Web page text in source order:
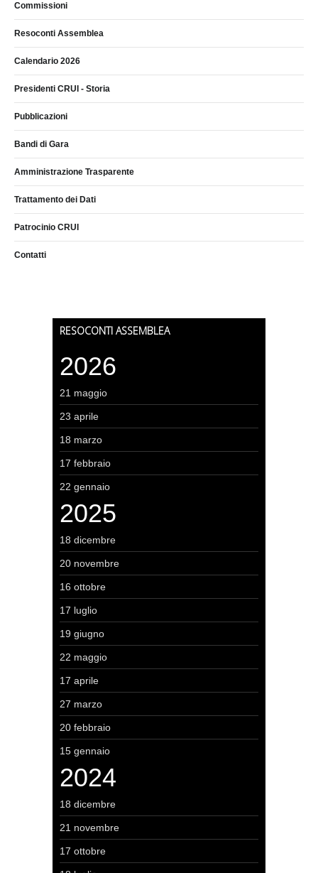
Commissioni
Resoconti Assemblea
Calendario 2026
Presidenti CRUI - Storia
Pubblicazioni
Bandi di Gara
Amministrazione Trasparente
Trattamento dei Dati
Patrocinio CRUI
Contatti
RESOCONTI ASSEMBLEA
2026
21 maggio
23 aprile
18 marzo
17 febbraio
22 gennaio
2025
18 dicembre
20 novembre
16 ottobre
17 luglio
19 giugno
22 maggio
17 aprile
27 marzo
20 febbraio
15 gennaio
2024
18 dicembre
21 novembre
17 ottobre